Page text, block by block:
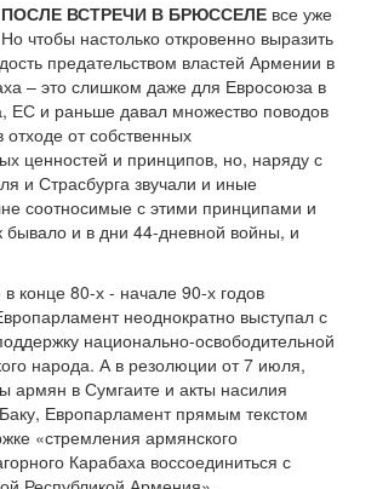
ВСТРЕЧИ В БРЮССЕЛЕ все уже
чтобы настолько откровенно выразить
предательством властей Армении в
– это слишком даже для Евросоюза в
ЕС и раньше давал множество поводов
от собственных
ценностей и принципов, но, наряду с
и Страсбурга звучали и иные
соотносимые с этими принципами и
бывало и в дни 44-дневной войны, и
конце 80-х - начале 90-х годов
неоднократно выступал с
национально-освободительной
народа. А в резолюции от 7 июля,
армян в Сумгаите и акты насилия
Европарламент прямым текстом
«стремления армянского
Карабаха воссоединиться с